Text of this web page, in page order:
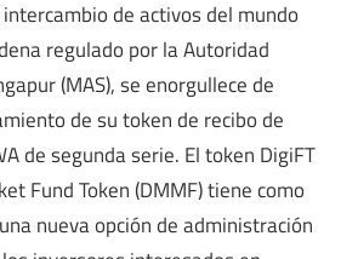
de activos del mundo
regulado por la Autoridad
(MAS), se enorgullece de
de su token de recibo de
de segunda serie. El token DigiFT
Fund Token (DMMF) tiene como
nueva opción de administración